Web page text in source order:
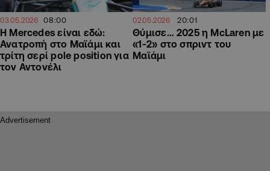
03.05.2026 08:00
Η Mercedes είναι εδώ:
Ανατροπή στο Μαϊάμι και
τρίτη σερί pole position για
τον Αντονέλι
02.05.2026 20:01
Θύμισε… 2025 η McLaren με
«1-2» στο σπριντ του
Μαϊάμι